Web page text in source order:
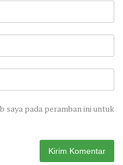
saya pada peramban ini untuk